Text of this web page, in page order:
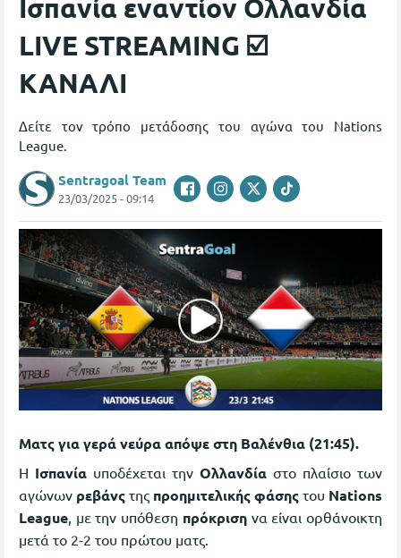
Ισπανία εναντίον Ολλανδία
LIVE STREAMING ☑️
ΚΑΝΑΛΙ
Δείτε τον τρόπο μετάδοσης του αγώνα του Nations
League.
Sentragoal Team
23/03/2025 - 09:14
Ματς για γερά νεύρα απόψε στη Βαλένθια (21:45).
Η Ισπανία υποδέχεται την Ολλανδία στο πλαίσιο των
αγώνων ρεβάνς της προημιτελικής φάσης του Νations
League, με την υπόθεση πρόκριση να είναι ορθάνοικτη
μετά το 2-2 του πρώτου ματς.